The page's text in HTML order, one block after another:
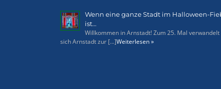
Wenn eine ganze Stadt im Halloween-
ist…
Willkommen in Arnstadt! Zum 25. Mal verwandelt
sich Arnstadt zur [...]Weiterlesen »